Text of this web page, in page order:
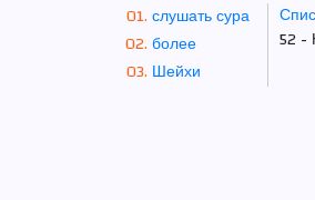
слушать сура
более
Шейхи
52 -